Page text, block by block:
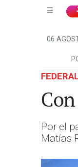
06
Por el
Matías